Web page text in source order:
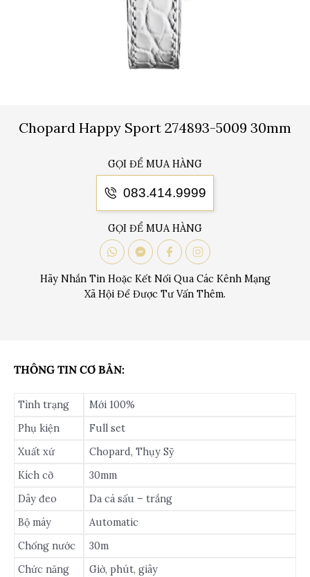
Chopard Happy Sport 274893-5009 30mm
GỌI ĐỂ MUA HÀNG
083.414.9999
GỌI ĐỂ MUA HÀNG
Hãy Nhắn Tin Hoặc Kết Nối Qua Các Kênh Mạng
Xã Hội Để Được Tư Vấn Thêm.
THÔNG TIN CƠ BẢN:
Tình trạng
Mới 100%
Phụ kiện
Full set
Xuất xứ
Chopard, Thụy Sỹ
Kích cỡ
30mm
Dây đeo
Da cá sấu – trắng
Bộ máy
Automatic
Chống nước
30m
Chức năng
Giờ, phút, giây